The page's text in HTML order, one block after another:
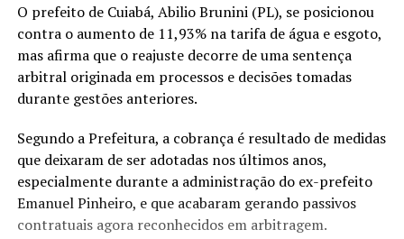
O prefeito de Cuiabá, Abilio Brunini (PL), se posicionou
contra o aumento de 11,93% na tarifa de água e esgoto,
mas afirma que o reajuste decorre de uma sentença
arbitral originada em processos e decisões tomadas
durante gestões anteriores.
Segundo a Prefeitura, a cobrança é resultado de medidas
que deixaram de ser adotadas nos últimos anos,
especialmente durante a administração do ex-prefeito
Emanuel Pinheiro, e que acabaram gerando passivos
contratuais agora reconhecidos em arbitragem.